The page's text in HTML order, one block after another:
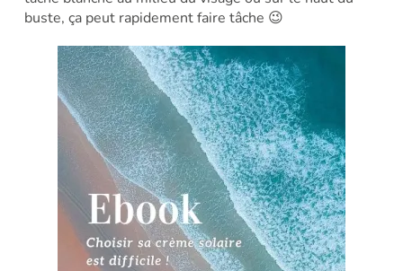
buste, ça peut rapidement faire tâche 😉